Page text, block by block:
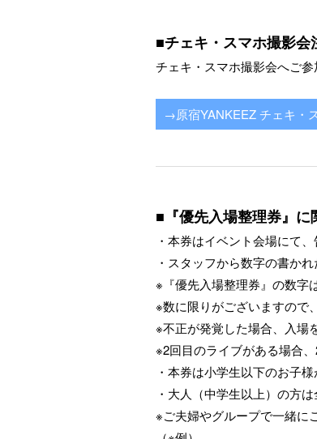
■チェキ・スマホ撮影会
チェキ・スマホ撮影会へご
→原宿YANKEEZ チェキ・
■『優先入場整理券』に
・本券はイベント会場にて
・スタッフから数字の書か
※『優先入場整理券』の数字
※数に限りがございますので
※不正が発覚した場合、入場
※2回目のライブがある場合
・本券は小学生以下のお子
・大人（中学生以上）の方
※ご夫婦やグループで一緒に